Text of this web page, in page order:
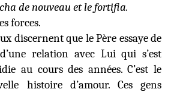
de nouveau et le fortifia.
forces.
discernent que le Père essaye de
relation avec Lui qui s’est
au cours des années. C’est le
histoire d’amour. Ces gens